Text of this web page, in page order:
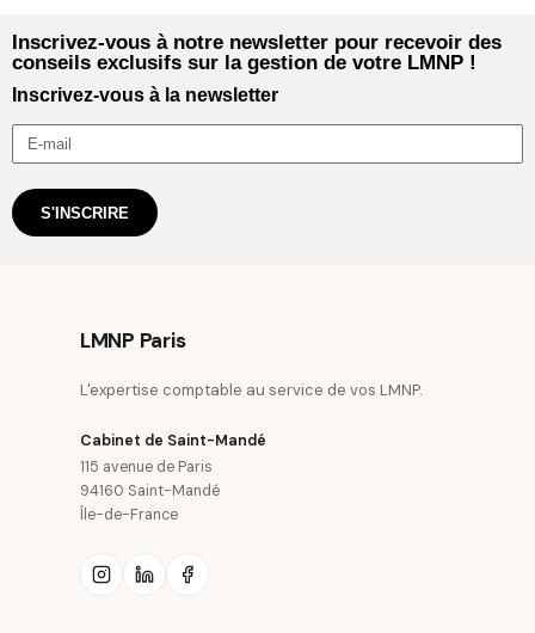
Inscrivez-vous à notre newsletter pour recevoir des
conseils exclusifs sur la gestion de votre LMNP !
Inscrivez-vous à la newsletter
S'INSCRIRE
LMNP Paris
L'expertise comptable au service de vos LMNP.
Cabinet de Saint-Mandé
115 avenue de Paris
94160 Saint-Mandé
Île-de-France